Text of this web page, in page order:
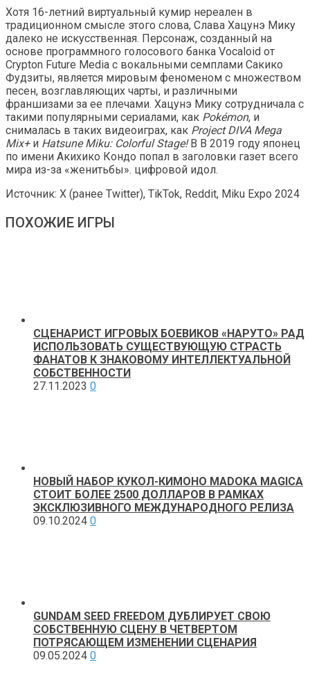
Хотя 16-летний виртуальный кумир нереален в
традиционном смысле этого слова, Слава Хацунэ Мику
далеко не искусственная. Персонаж, созданный на
основе программного голосового банка Vocaloid от
Crypton Future Media с вокальными семплами Сакико
Фудзиты, является мировым феноменом с множеством
песен, возглавляющих чарты, и различными
франшизами за ее плечами. Хацунэ Мику сотрудничала с
такими популярными сериалами, как Pokémon, и
снималась в таких видеоиграх, как Project DIVA Mega
Mix+и Hatsune Miku: Colorful Stage!В В 2019 году японец
по имени Акихико Кондо попал в заголовки газет всего
мира из-за «женитьбы». цифровой идол.
Источник: X (ранее Twitter), TikTok, Reddit, Miku Expo 2024
ПОХОЖИЕ ИГРЫ
СЦЕНАРИСТ ИГРОВЫХ БОЕВИКОВ «НАРУТО» РАД
ИСПОЛЬЗОВАТЬ СУЩЕСТВУЮЩУЮ СТРАСТЬ
ФАНАТОВ К ЗНАКОВОМУ ИНТЕЛЛЕКТУАЛЬНОЙ
СОБСТВЕННОСТИ
27.11.2023 0
НОВЫЙ НАБОР КУКОЛ-КИМОНО MADOKA MAGICA
СТОИТ БОЛЕЕ 2500 ДОЛЛАРОВ В РАМКАХ
ЭКСКЛЮЗИВНОГО МЕЖДУНАРОДНОГО РЕЛИЗА
09.10.2024 0
GUNDAM SEED FREEDOM ДУБЛИРУЕТ СВОЮ
СОБСТВЕННУЮ СЦЕНУ В ЧЕТВЕРТОМ
ПОТРЯСАЮЩЕМ ИЗМЕНЕНИИ СЦЕНАРИЯ
09.05.2024 0